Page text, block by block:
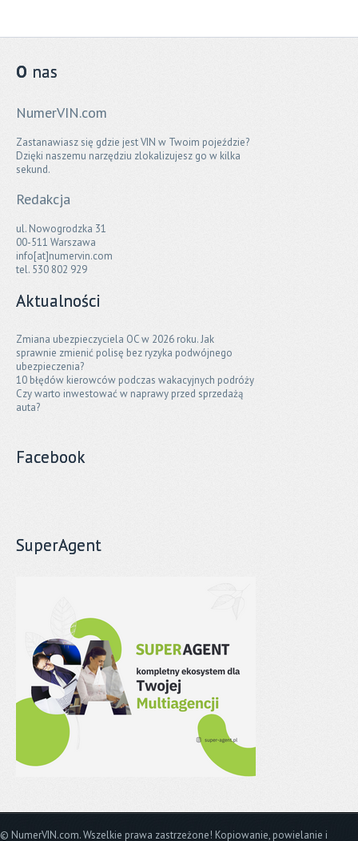
O nas
NumerVIN.com
Zastanawiasz się gdzie jest VIN w Twoim pojeździe?
Dzięki naszemu narzędziu zlokalizujesz go w kilka
sekund.
Redakcja
ul. Nowogrodzka 31
00-511 Warszawa
info[at]numervin.com
tel. 530 802 929
Aktualności
Zmiana ubezpieczyciela OC w 2026 roku. Jak
sprawnie zmienić polisę bez ryzyka podwójnego
ubezpieczenia?
10 błędów kierowców podczas wakacyjnych podróży
Czy warto inwestować w naprawy przed sprzedażą
auta?
Facebook
SuperAgent
© NumerVIN.com. Wszelkie prawa zastrzeżone! Kopiowanie, powielanie i